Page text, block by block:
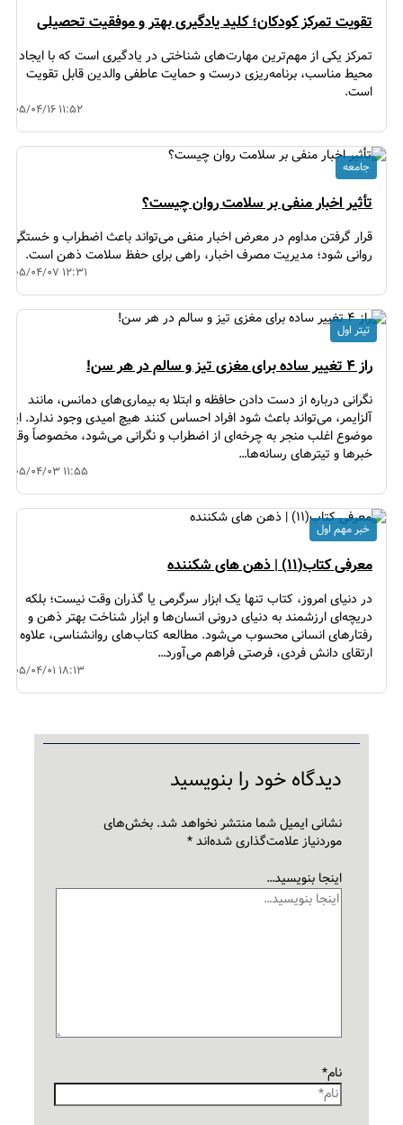
تقویت تمرکز کودکان؛ کلید یادگیری بهتر و موفقیت تحصیلی
تمرکز یکی از مهم‌ترین مهارت‌های شناختی در یادگیری است که با ایجاد
محیط مناسب، برنامه‌ریزی درست و حمایت عاطفی والدین قابل تقویت
است.
۱۴۰۵/۰۴/۱۶ ۱۱:۵۲
تأثیر اخبار منفی بر سلامت روان چیست؟
قرار گرفتن مداوم در معرض اخبار منفی می‌تواند باعث اضطراب و خستگی
روانی شود؛ مدیریت مصرف اخبار، راهی برای حفظ سلامت ذهن است.
۱۴۰۵/۰۴/۰۷ ۱۲:۳۱
جامعه
راز ۴ تغییر ساده برای مغزی تیز و سالم در هر سن!
نگرانی درباره از دست دادن حافظه و ابتلا به بیماری‌های دمانس، مانند
آلزایمر، می‌تواند باعث شود افراد احساس کنند هیچ امیدی وجود ندارد. این
موضوع اغلب منجر به چرخه‌ای از اضطراب و نگرانی می‌شود، مخصوصاً وقتی
خبرها و تیترهای رسانه‌ها…
۱۴۰۵/۰۴/۰۳ ۱۱:۵۵
تیتر اول
معرفی کتاب(۱۱) | ذهن های شکننده
در دنیای امروز، کتاب تنها یک ابزار سرگرمی یا گذران وقت نیست؛ بلکه
دریچه‌ای ارزشمند به دنیای درونی انسان‌ها و ابزار شناخت بهتر ذهن و
رفتارهای انسانی محسوب می‌شود. مطالعه کتاب‌های روانشناسی، علاوه بر
ارتقای دانش فردی، فرصتی فراهم می‌آورد…
۱۴۰۵/۰۴/۰۱ ۱۸:۱۳
خبر مهم اول
دیدگاه‌ خود را بنویسید
نشانی ایمیل شما منتشر نخواهد شد. بخش‌های
موردنیاز علامت‌گذاری شده‌اند*
اینجا بنویسید…
نام*